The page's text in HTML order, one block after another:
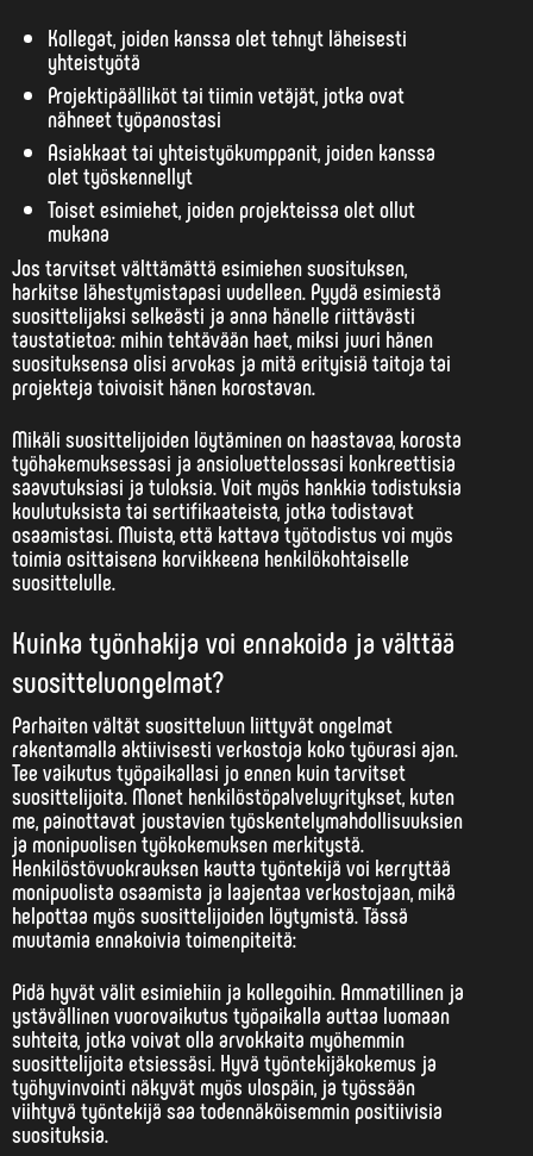
Kollegat, joiden kanssa olet tehnyt läheisesti
yhteistyötä
Projektipäälliköt tai tiimin vetäjät, jotka ovat
nähneet työpanostasi
Asiakkaat tai yhteistyökumppanit, joiden kanssa
olet työskennellyt
Toiset esimiehet, joiden projekteissa olet ollut
mukana
Jos tarvitset välttämättä esimiehen suosituksen,
harkitse lähestymistapasi uudelleen. Pyydä esimiestä
suosittelijaksi selkeästi ja anna hänelle riittävästi
taustatietoa: mihin tehtävään haet, miksi juuri hänen
suosituksensa olisi arvokas ja mitä erityisiä taitoja tai
projekteja toivoisit hänen korostavan.
Mikäli suosittelijoiden löytäminen on haastavaa, korosta
työhakemuksessasi ja ansioluettelossasi konkreettisia
saavutuksiasi ja tuloksia. Voit myös hankkia todistuksia
koulutuksista tai sertifikaateista, jotka todistavat
osaamistasi. Muista, että kattava työtodistus voi myös
toimia osittaisena korvikkeena henkilökohtaiselle
suosittelulle.
Kuinka työnhakija voi ennakoida ja välttää
suositteluongelmat?
Parhaiten vältät suositteluun liittyvät ongelmat
rakentamalla aktiivisesti verkostoja koko työurasi ajan.
Tee vaikutus työpaikallasi jo ennen kuin tarvitset
suosittelijoita. Monet henkilöstöpalveluyritykset, kuten
me, painottavat joustavien työskentelymahdollisuuksien
ja monipuolisen työkokemuksen merkitystä.
Henkilöstövuokrauksen kautta työntekijä voi kerryttää
monipuolista osaamista ja laajentaa verkostojaan, mikä
helpottaa myös suosittelijoiden löytymistä. Tässä
muutamia ennakoivia toimenpiteitä:
Pidä hyvät välit esimiehiin ja kollegoihin. Ammatillinen ja
ystävällinen vuorovaikutus työpaikalla auttaa luomaan
suhteita, jotka voivat olla arvokkaita myöhemmin
suosittelijoita etsiessäsi. Hyvä työntekijäkokemus ja
työhyvinvointi näkyvät myös ulospäin, ja työssään
viihtyvä työntekijä saa todennäköisemmin positiivisia
suosituksia.